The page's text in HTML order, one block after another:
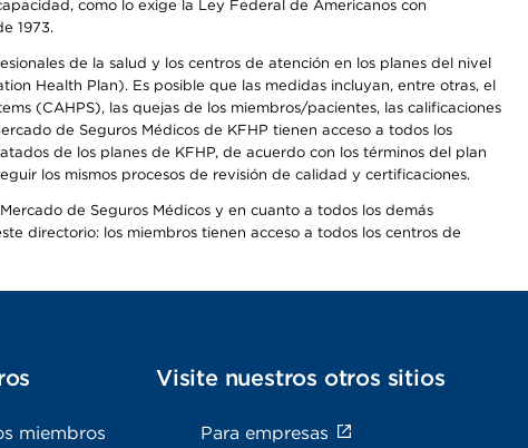
como lo exige la Ley Federal de Americanos con
1973.
de la salud y los centros de atención en los planes del nivel
Health Plan). Es posible que las medidas incluyan, entre otras, el
(CAHPS), las quejas de los miembros/pacientes, las calificaciones
de Seguros Médicos de KFHP tienen acceso a todos los
de los planes de KFHP, de acuerdo con los términos del plan
los mismos procesos de revisión de calidad y certificaciones.
de Seguros Médicos y en cuanto a todos los demás
directorio: los miembros tienen acceso a todos los centros de
miembros
Visite nuestros otros sitios
Para empresas